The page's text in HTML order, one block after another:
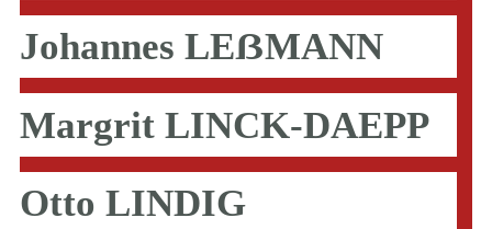
Johannes LEẞMANN
Margrit LINCK-DAEPP
Otto LINDIG